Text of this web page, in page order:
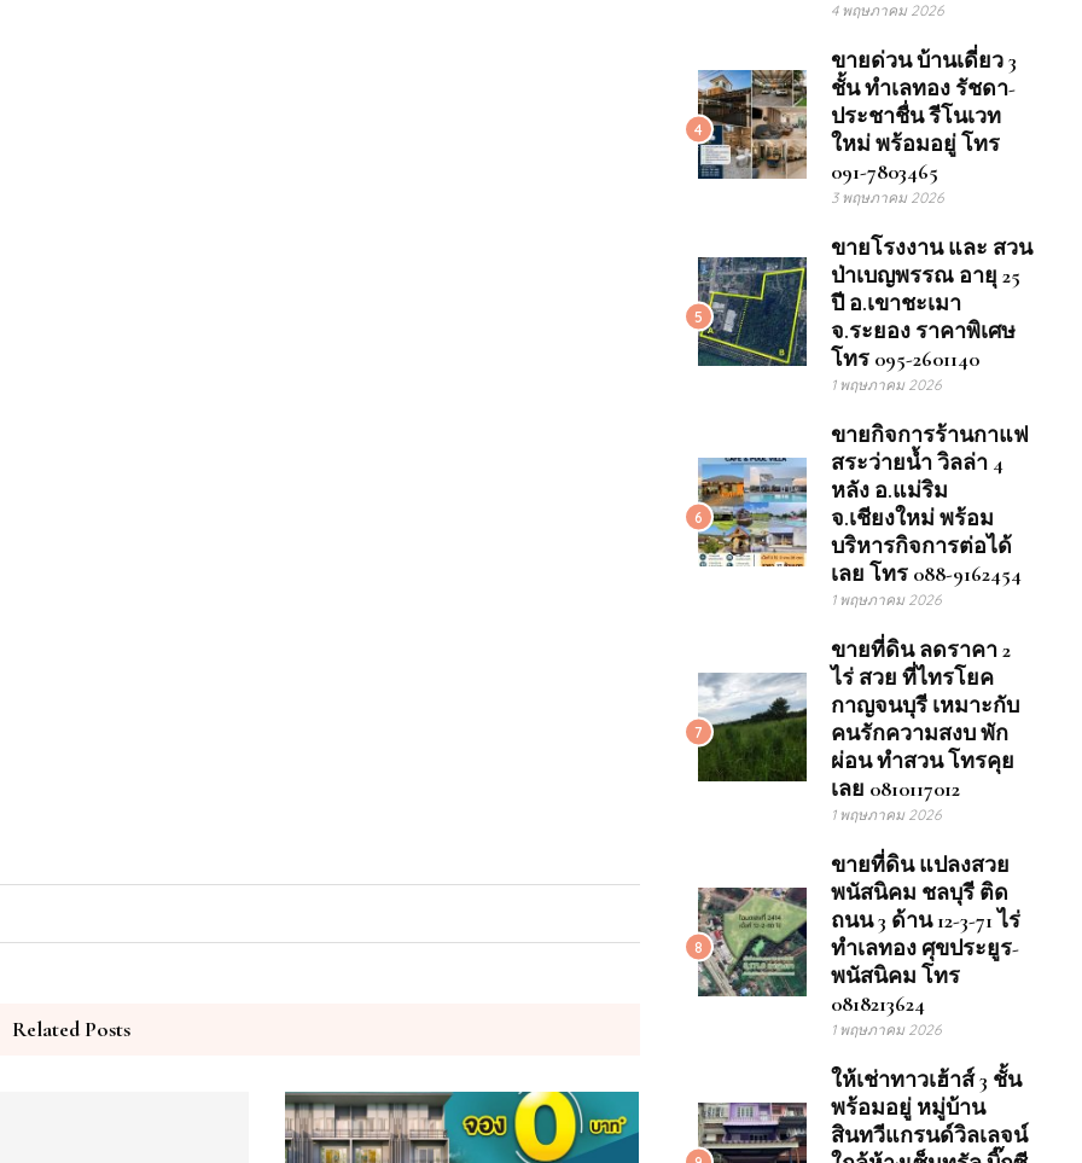
Related Posts
4 พฤษภาคม 2026
4
ขายด่วน บ้านเดี่ยว 3
ชั้น ทำเลทอง รัชดา-
ประชาชื่น รีโนเวท
ใหม่ พร้อมอยู่ โทร
091-7803465
3 พฤษภาคม 2026
5
ขายโรงงาน และ สวน
ป่าเบญพรรณ อายุ 25
ปี อ.เขาชะเมา
จ.ระยอง ราคาพิเศษ
โทร 095-2601140
1 พฤษภาคม 2026
6
ขายกิจการร้านกาแฟ
สระว่ายน้ำ วิลล่า 4
หลัง อ.แม่ริม
จ.เชียงใหม่ พร้อม
บริหารกิจการต่อได้
เลย โทร 088-9162454
1 พฤษภาคม 2026
7
ขายที่ดิน ลดราคา 2
ไร่ สวย ที่ไทรโยค
กาญจนบุรี เหมาะกับ
คนรักความสงบ พัก
ผ่อน ทำสวน โทรคุย
เลย 0810117012
1 พฤษภาคม 2026
8
ขายที่ดิน แปลงสวย
พนัสนิคม ชลบุรี ติด
ถนน 3 ด้าน 12-3-71 ไร่
ทำเลทอง ศุขประยูร-
พนัสนิคม โทร
0818213624
1 พฤษภาคม 2026
ให้เช่าทาวเฮ้าส์ 3 ชั้น
พร้อมอยู่ หมู่บ้าน
สินทวีแกรนด์วิลเลจน์